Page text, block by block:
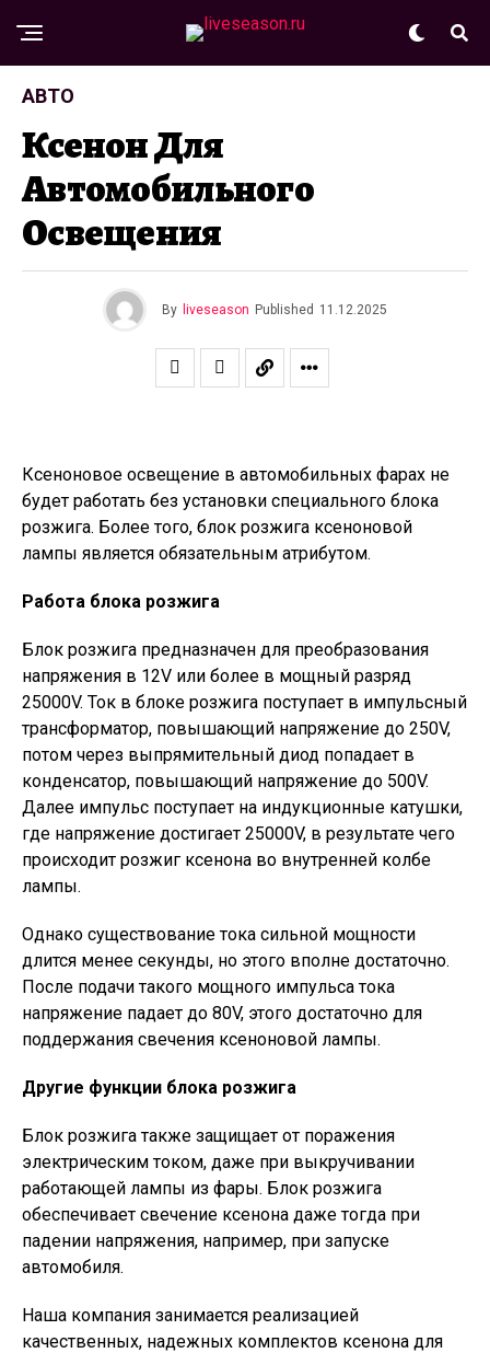
АВТО
Ксенон Для
Автомобильного
Освещения
By liveseason Published 11.12.2025
Ксеноновое освещение в автомобильных фарах не
будет работать без установки специального блока
розжига. Более того, блок розжига ксеноновой
лампы является обязательным атрибутом.
Работа блока розжига
Блок розжига предназначен для преобразования
напряжения в 12V или более в мощный разряд
25000V. Ток в блоке розжига поступает в импульсный
трансформатор, повышающий напряжение до 250V,
потом через выпрямительный диод попадает в
конденсатор, повышающий напряжение до 500V.
Далее импульс поступает на индукционные катушки,
где напряжение достигает 25000V, в результате чего
происходит розжиг ксенона во внутренней колбе
лампы.
Однако существование тока сильной мощности
длится менее секунды, но этого вполне достаточно.
После подачи такого мощного импульса тока
напряжение падает до 80V, этого достаточно для
поддержания свечения ксеноновой лампы.
Другие функции блока розжига
Блок розжига также защищает от поражения
электрическим током, даже при выкручивании
работающей лампы из фары. Блок розжига
обеспечивает свечение ксенона даже тогда при
падении напряжения, например, при запуске
автомобиля.
Наша компания занимается реализацией
качественных, надежных комплектов ксенона для